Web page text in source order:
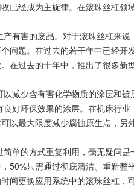
已经成为主旋律。在滚珠丝杠领
有害的废品。对于滚珠丝杠来
问题。在过去的若干年中已经
在过去的十年中，推出了很多新
减少含有害化学物质的涂层和
好环保效果的涂层。在机床行
以最大限度减少腐蚀原生点，另
单的方式重复利用，毫无疑问
50%只需通过彻底清洁、重新
间更换应用系统中的滚珠丝杠